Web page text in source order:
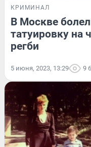
КРИМИНАЛ
В Москве
татуировку на
регби
5 июня, 2023, 13:29 9